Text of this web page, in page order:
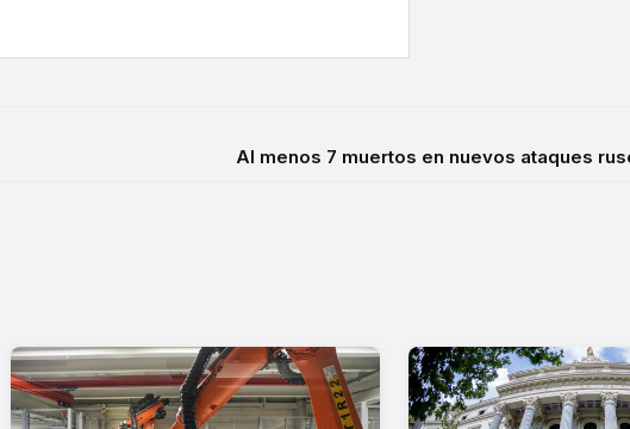
Al menos 7 muertos en nuevos ataques